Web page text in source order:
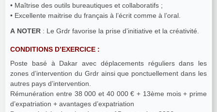
• Maîtrise des outils bureautiques et collaboratifs ;
• Excellente maitrise du français à l’écrit comme à l’oral.
A NOTER : Le Grdr favorise la prise d’initiative et la créativité.
CONDITIONS D’EXERCICE :
Poste basé à Dakar avec déplacements réguliers dans les
zones d’intervention du Grdr ainsi que ponctuellement dans les
autres pays d’intervention.
Rémunération entre 38 000 et 40 000 € + 13ème mois + prime
d’expatriation + avantages d’expatriation